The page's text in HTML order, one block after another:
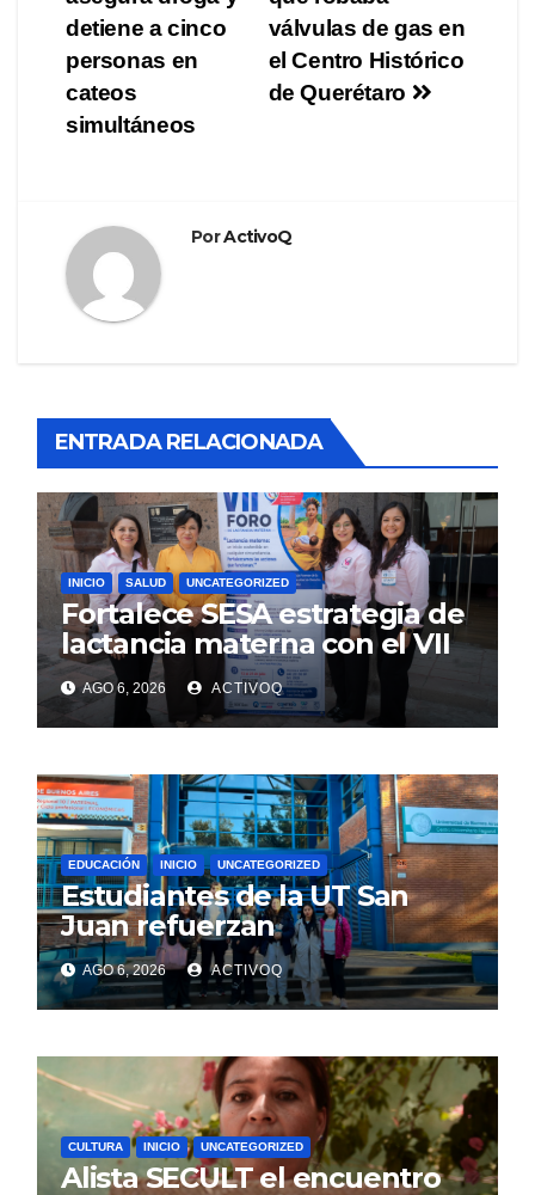
válvulas de gas en
el Centro Histórico
de Querétaro
detiene a cinco
personas en
cateos
simultáneos
PorActivoQ
ENTRADA RELACIONADA
INICIO SALUD UNCATEGORIZED
Fortalece SESA estrategia de
lactancia materna con el VII
Foro Estatal en la UAQ
AGO 6, 2026 ACTIVOQ
EDUCACIÓN INICIO UNCATEGORIZED
Estudiantes de la UT San
Juan refuerzan
conocimientos de turismo
rural, en Argentina
AGO 6, 2026 ACTIVOQ
CULTURA INICIO UNCATEGORIZED
Alista SECULT el encuentro